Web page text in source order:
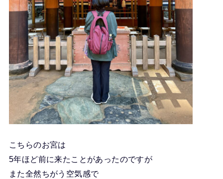
こちらのお宮は
5年ほど前に来たことがあったのですが
また全然ちがう空気感で